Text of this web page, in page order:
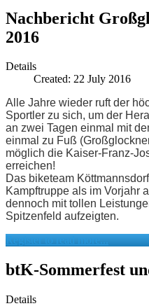
Nachbericht
2016
Details
Created: 22 July 2016
Alle Jahre wieder ruft der
Sportler zu sich, um der
an zwei Tagen einmal mit
einmal zu Fuß
möglich die Kaiser-Franz-
erreichen!
Das biketeam
Kampftruppe als im Vorjahr
dennoch mit tollen
Spitzenfeld aufzeigten.
Register to read more...
btK-Sommerfest
Details